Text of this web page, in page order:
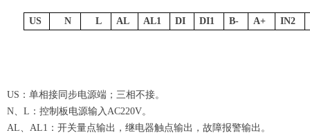
US N L AL AL1 DI DI1 B- A+ IN2
US：单相接同步电源端；三相不接。
N、L：控制板电源输入AC220V。
AL、AL1：开关量点输出，继电器触点输出，故障报警输出。